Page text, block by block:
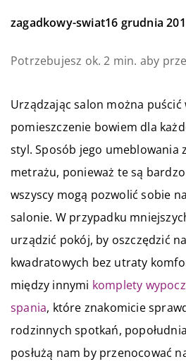
zagadkowy-swiat16 grudnia
Potrzebujesz ok. 2 min. aby
Urządzając salon można puścić
pomieszczenie bowiem dla
styl. Sposób jego umeblowania
metrażu, ponieważ te są
wszyscy mogą pozwolić sobie
salonie. W przypadku
urządzić pokój, by oszczędzić
kwadratowych bez utraty
między innymi komplety
spania, które znakomicie
rodzinnych spotkań,
posłużą nam by przenocować